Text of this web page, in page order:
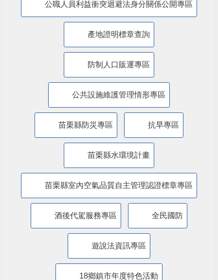
公職人員利益衝突迴避法身分關係公開專區
產地證明標章查詢
防制人口販運專區
​公共設施維護管理情形專區
苗栗縣防災專區 抗旱專區
苗栗縣水環境計畫
苗栗縣室內空氣品質自主管理認證標章專區
酒後代駕服務專區
遊說法資訊專區